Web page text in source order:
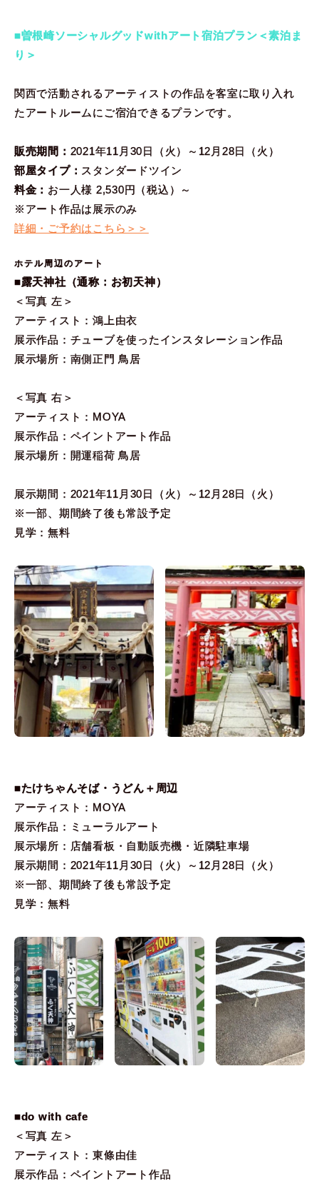
■曽根崎ソーシャルグッドwithアート宿泊プラン＜素泊ま
り＞
関西で活動されるアーティストの作品を客室に取り入れ
たアートルームにご宿泊できるプランです。
販売期間： 2021年11月30日（火）～12月28日（火）
部屋タイプ： スタンダードツイン
料金： お一人様 2,530円（税込）～
※アート作品は展示のみ
詳細・ご予約はこちら＞＞
ホテル周辺のアート
■露天神社（通称：お初天神）
＜写真 左＞
アーティスト：鴻上由衣
展示作品：チューブを使ったインスタレーション作品
展示場所：南側正門 鳥居
＜写真 右＞
アーティスト：MOYA
展示作品：ペイントアート作品
展示場所：開運稲荷 鳥居
展示期間：2021年11月30日（火）～12月28日（火）
※一部、期間終了後も常設予定
見学：無料
■たけちゃんそば・うどん＋周辺
アーティスト：MOYA
展示作品：ミューラルアート
展示場所：店舗看板・自動販売機・近隣駐車場
展示期間：2021年11月30日（火）～12月28日（火）
※一部、期間終了後も常設予定
見学：無料
■do with cafe
＜写真 左＞
アーティスト：東條由佳
展示作品：ペイントアート作品